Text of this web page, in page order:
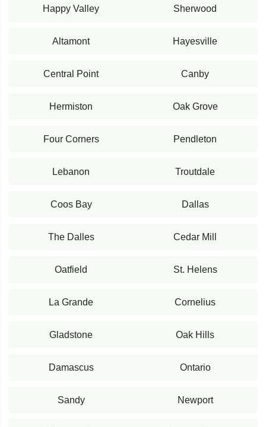
Happy Valley Sherwood
Altamont Hayesville
Central Point Canby
Hermiston Oak Grove
Four Corners Pendleton
Lebanon Troutdale
Coos Bay Dallas
The Dalles Cedar Mill
Oatfield St. Helens
La Grande Cornelius
Gladstone Oak Hills
Damascus Ontario
Sandy Newport